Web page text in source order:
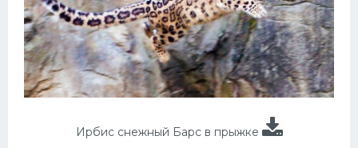
Ирбис снежный Барс в прыжке